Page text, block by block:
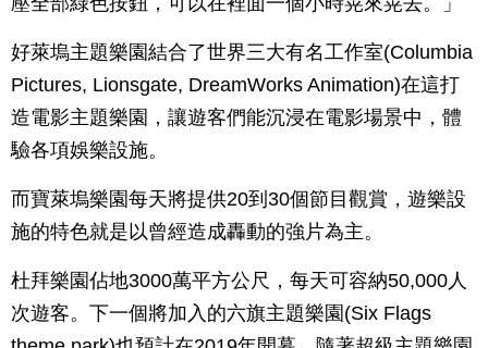
好萊塢主題樂園結合了世界三大有名工作室(Columbia
Pictures, Lionsgate, DreamWorks Animation)在這打
造電影主題樂園，讓遊客們能沉浸在電影場景中，體
驗各項娛樂設施。
而寶萊塢樂園每天將提供20到30個節目觀賞，遊樂設
施的特色就是以曾經造成轟動的強片為主。
杜拜樂園佔地3000萬平方公尺，每天可容納50,000人
次遊客。下一個將加入的六旗主題樂園(Six Flags